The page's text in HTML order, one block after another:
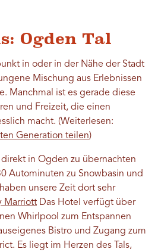
Ogden Tal
in oder in der Nähe der Stadt
Mischung aus Erlebnissen
Manchmal ist es gerade diese
und Freizeit, die einen
macht. (Weiterlesen:
Generation teilen)
in Ogden zu übernachten
Autominuten zu Snowbasin und
unsere Zeit dort sehr
Marriott Das Hotel verfügt über
Whirlpool zum Entspannen
Bistro und Zugang zum
Es liegt im Herzen des Tals,